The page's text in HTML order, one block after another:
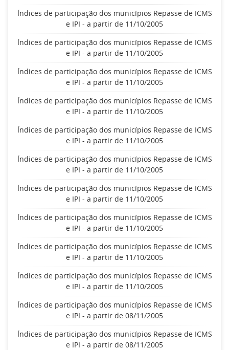
Índices de participação dos municípios Repasse de ICMS
e IPI - a partir de 11/10/2005
Índices de participação dos municípios Repasse de ICMS
e IPI - a partir de 11/10/2005
Índices de participação dos municípios Repasse de ICMS
e IPI - a partir de 11/10/2005
Índices de participação dos municípios Repasse de ICMS
e IPI - a partir de 11/10/2005
Índices de participação dos municípios Repasse de ICMS
e IPI - a partir de 11/10/2005
Índices de participação dos municípios Repasse de ICMS
e IPI - a partir de 11/10/2005
Índices de participação dos municípios Repasse de ICMS
e IPI - a partir de 11/10/2005
Índices de participação dos municípios Repasse de ICMS
e IPI - a partir de 11/10/2005
Índices de participação dos municípios Repasse de ICMS
e IPI - a partir de 11/10/2005
Índices de participação dos municípios Repasse de ICMS
e IPI - a partir de 11/10/2005
Índices de participação dos municípios Repasse de ICMS
e IPI - a partir de 08/11/2005
Índices de participação dos municípios Repasse de ICMS
e IPI - a partir de 08/11/2005